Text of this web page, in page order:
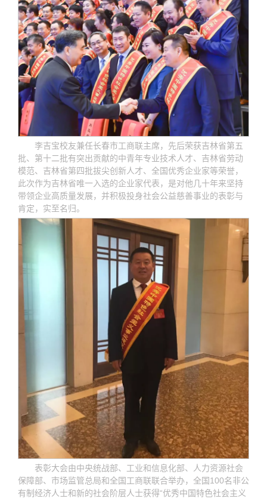
李吉宝校友兼任长春市工商联主席，先后荣获吉林省第五
批、第十二批有突出贡献的中青年专业技术人才、吉林省劳动
模范、吉林省第四批拔尖创新人才、全国优秀企业家等荣誉，
此次作为吉林省唯一入选的企业家代表，是对他几十年来坚持
带领企业高质量发展，并积极投身社会公益慈善事业的表彰与
肯定，实至名归。
表彰大会由中央统战部、工业和信息化部、人力资源社会
保障部、市场监管总局和全国工商联联合举办，全国100名非公
有制经济人士和新的社会阶层人士获得“优秀中国特色社会主义